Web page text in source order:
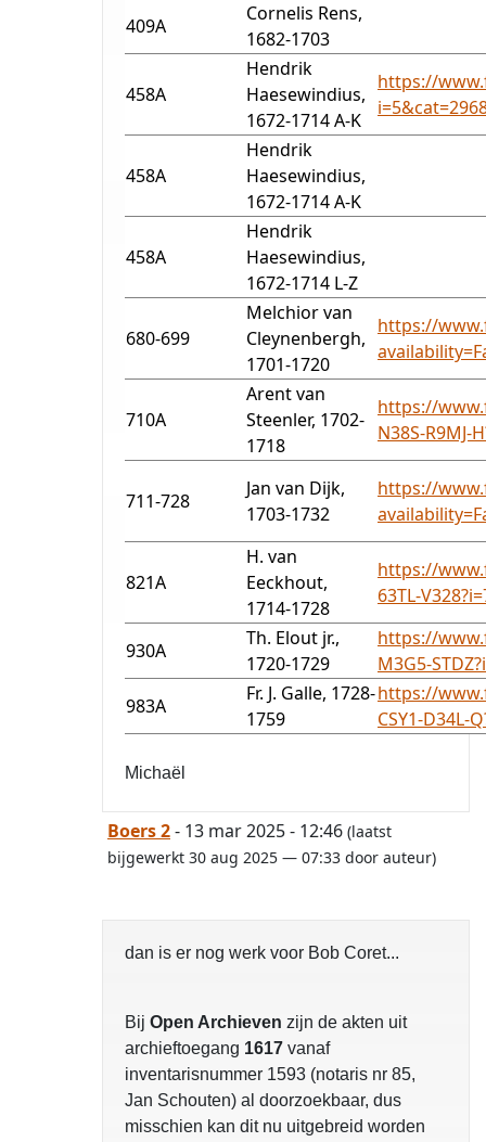
409A
Cornelis Rens,
1682-1703
458A
Hendrik
Haesewindius,
1672-1714 A-K
https://
458A
Hendrik
Haesewindius,
1672-1714 A-K
458A
Hendrik
Haesewindius,
1672-1714 L-Z
680-699
Melchior van
Cleynenbergh,
1701-1720
https://
710A
Arent van
Steenler, 1702-
1718
https://
N38S-R9MJ-
711-728
Jan van Dijk,
1703-1732
https://
821A
H. van
Eeckhout,
1714-1728
https://
63TL-
930A
Th. Elout jr.,
1720-1729
https://
M3G5-
983A
Fr. J. Galle, 1728-
1759
https://
CSY1-D34L-
Michaël
Boers 2- 13 mar 2025 - 12:46 (laatst
bijgewerkt 30 aug 2025 — 07:33 door auteur)
dan is er nog werk voor Bob Coret...
Bij Open Archieven zijn de akten uit
archieftoegang 1617 vanaf
inventarisnummer 1593 (notaris nr 85,
Jan Schouten) al doorzoekbaar, dus
misschien kan dit nu uitgebreid worden